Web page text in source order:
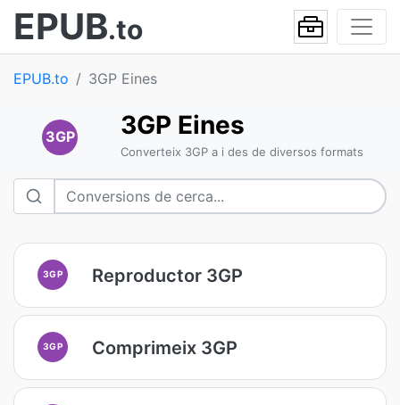
EPUB.to
EPUB.to 3GP Eines
3GP 3GP Eines
Converteix 3GP a i des de diversos formats
3GP Reproductor 3GP
3GP Comprimeix 3GP